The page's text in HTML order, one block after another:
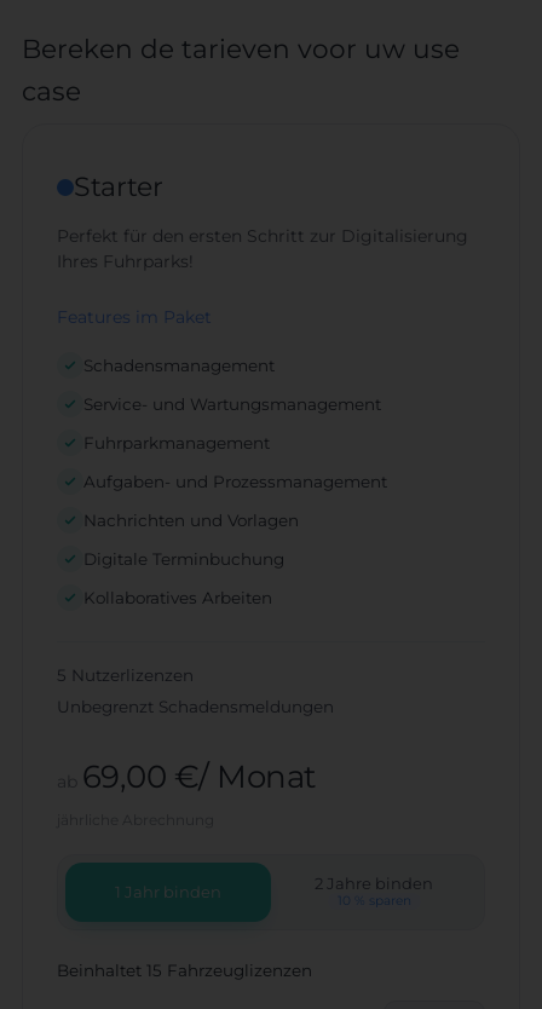
Bereken de tarieven voor uw use
case
Starter
Perfekt für den ersten Schritt zur Digitalisierung
Ihres Fuhrparks!
Features im Paket
Schadensmanagement
Service- und Wartungsmanagement
Fuhrparkmanagement
Aufgaben- und Prozessmanagement
Nachrichten und Vorlagen
Digitale Terminbuchung
Kollaboratives Arbeiten
5 Nutzerlizenzen
Unbegrenzt Schadensmeldungen
ab 69,00 €/ Monat
1 Jahr binden 2 Jahre binden
10 % sparen
Beinhaltet 15 Fahrzeuglizenzen